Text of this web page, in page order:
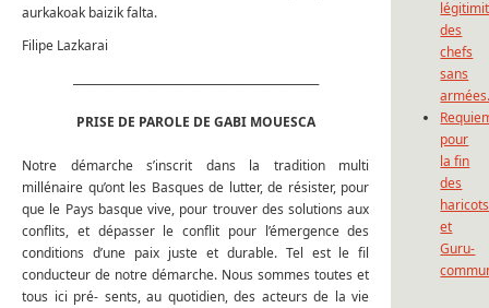
aurkakoak baizik falta.
Filipe Lazkarai
PRISE DE PAROLE DE GABI MOUESCA
Notre démarche s’inscrit dans la tradition multi
millénaire qu’ont les Basques de lutter, de résister, pour
que le Pays basque vive, pour trouver des solutions aux
conflits, et dépasser le conflit pour l’émergence des
conditions d’une paix juste et durable. Tel est le fil
conducteur de notre démarche. Nous sommes toutes et
tous ici pré- sents, au quotidien, des acteurs de la vie
des
chefs
sans
pour
la fin
des
et
Guru-